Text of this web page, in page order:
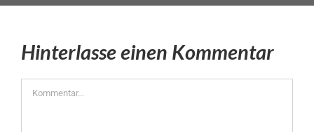
Hinterlasse einen Kommentar